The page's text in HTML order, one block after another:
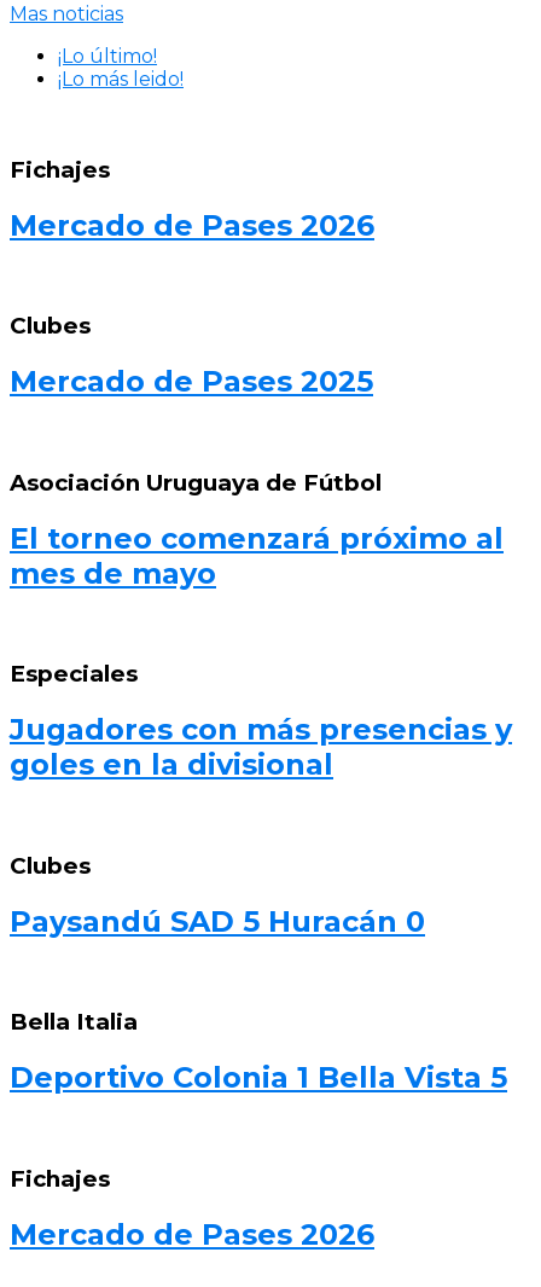
Mas noticias
¡Lo último!
¡Lo más leido!
Fichajes
Mercado de Pases 2026
Clubes
Mercado de Pases 2025
Asociación Uruguaya de Fútbol
El torneo comenzará próximo al
mes de mayo
Especiales
Jugadores con más presencias y
goles en la divisional
Clubes
Paysandú SAD 5 Huracán 0
Bella Italia
Deportivo Colonia 1 Bella Vista 5
Fichajes
Mercado de Pases 2026